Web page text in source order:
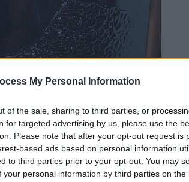
My Personal Information
of the sale, sharing to third parties, or
for targeted advertising by us, please use the
Please note that after your opt-out request is
based ads based on personal information
to third parties prior to your opt-out. You may
personal information by third parties on the